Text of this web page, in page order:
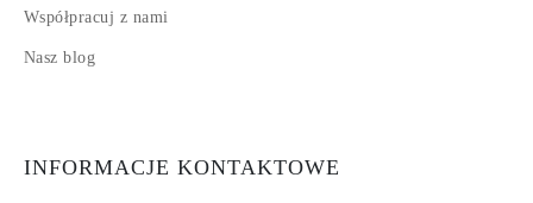
Współpracuj z nami
Nasz blog
INFORMACJE KONTAKTOWE